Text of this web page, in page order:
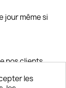
jour même si
nos clients
les